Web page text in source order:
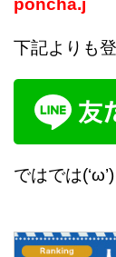
poncha.j
下記よりも
ではでは